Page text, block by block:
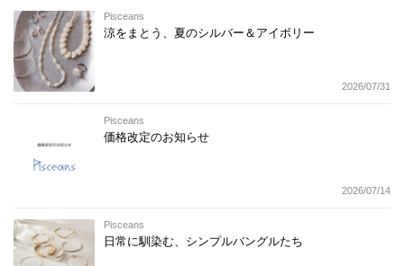
Pisceans
涼をまとう、夏のシルバー＆アイボリー
2026/07/31
Pisceans
価格改定のお知らせ
2026/07/14
Pisceans
日常に馴染む、シンプルバングルたち